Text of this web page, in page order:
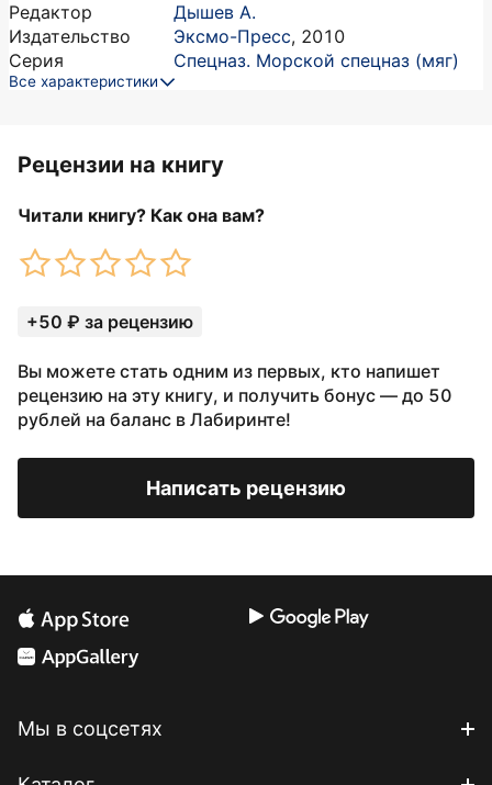
Редактор
Дышев А.
Издательство
Эксмо-Пресс, 2010
Серия
Спецназ. Морской спецназ (мяг)
Все характеристики
Рецензии на книгу
Читали книгу? Как она вам?
+50 ₽ за рецензию
Вы можете стать одним из первых, кто напишет
рецензию на эту книгу, и получить бонус — до 50
рублей на баланс в Лабиринте!
Написать рецензию
Мы в соцсетях